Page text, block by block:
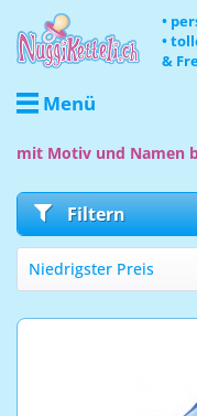
•
•
&
Menü
mit Motiv und Namen
Filtern